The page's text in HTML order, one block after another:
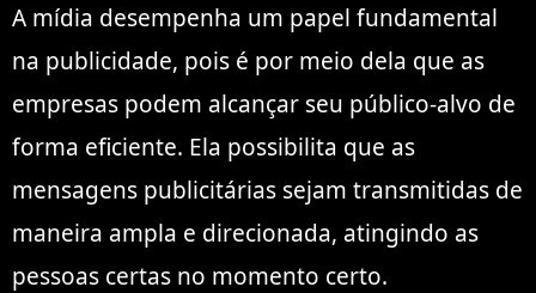
A mídia desempenha um papel fundamental
na publicidade, pois é por meio dela que as
empresas podem alcançar seu público-alvo de
forma eficiente. Ela possibilita que as
mensagens publicitárias sejam transmitidas de
maneira ampla e direcionada, atingindo as
pessoas certas no momento certo.